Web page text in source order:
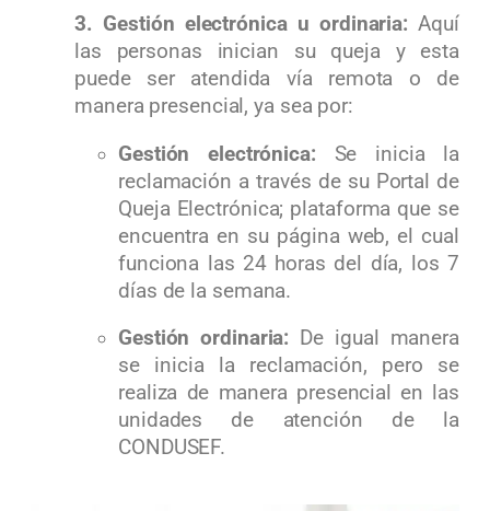
3. Gestión electrónica u ordinaria: Aquí
las personas inician su queja y esta
puede ser atendida vía remota o de
manera presencial, ya sea por:
Gestión electrónica: Se inicia la
reclamación a través de su Portal de
Queja Electrónica; plataforma que se
encuentra en su página web, el cual
funciona las 24 horas del día, los 7
días de la semana.
Gestión ordinaria:
De igual manera
se inicia la reclamación, pero se
realiza de manera presencial en las
unidades de atención de la
CONDUSEF.